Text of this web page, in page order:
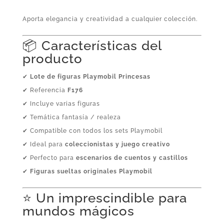
Aporta elegancia y creatividad a cualquier colección.
📦 Características del
producto
✔ Lote de figuras Playmobil Princesas
✔ Referencia F176
✔ Incluye varias figuras
✔ Temática fantasía / realeza
✔ Compatible con todos los sets Playmobil
✔ Ideal para coleccionistas y juego creativo
✔ Perfecto para escenarios de cuentos y castillos
✔ Figuras sueltas originales Playmobil
⭐ Un imprescindible para
mundos mágicos